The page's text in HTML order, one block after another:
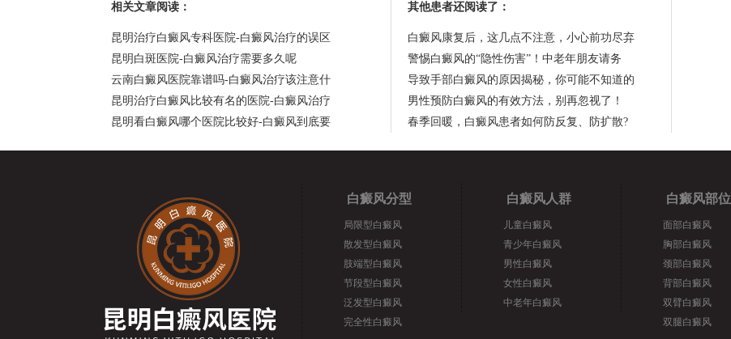
相关文章阅读：
昆明治疗白癜风专科医院-白癜风治疗的误区
昆明白斑医院-白癜风治疗需要多久呢
云南白癜风医院靠谱吗-白癜风治疗该注意什
昆明治疗白癜风比较有名的医院-白癜风治疗
昆明看白癜风哪个医院比较好-白癜风到底要
其他患者还阅读了：
白癜风康复后，这几点不注意，小心前功尽弃
警惕白癜风的“隐性伤害”！中老年朋友请务
导致手部白癜风的原因揭秘，你可能不知道的
男性预防白癜风的有效方法，别再忽视了！
春季回暖，白癜风患者如何防反复、防扩散?
白癜风分型
局限型白癜风
散发型白癜风
肢端型白癜风
节段型白癜风
泛发型白癜风
完全性白癜风
白癜风人群
儿童白癜风
青少年白癜风
男性白癜风
女性白癜风
中老年白癜风
白癜风部位
面部白癜风
胸部白癜风
颈部白癜风
背部白癜风
双臂白癜风
双腿白癜风